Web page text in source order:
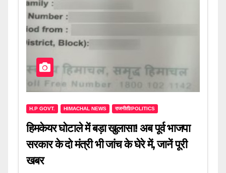
H.P GOVT. HIMACHAL NEWS राजनीती/POLITICS
हिमकेयर घोटाले में बड़ा खुलासा! अब पूर्व भाजपा
सरकार के दो मंत्री भी जांच के घेरे में, जानें पूरी
खबर